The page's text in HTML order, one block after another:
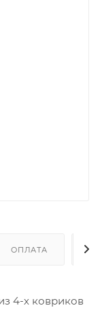
ОПЛАТА
4-х ковриков